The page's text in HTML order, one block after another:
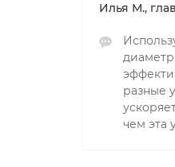
Илья М.,
разные
чем эта